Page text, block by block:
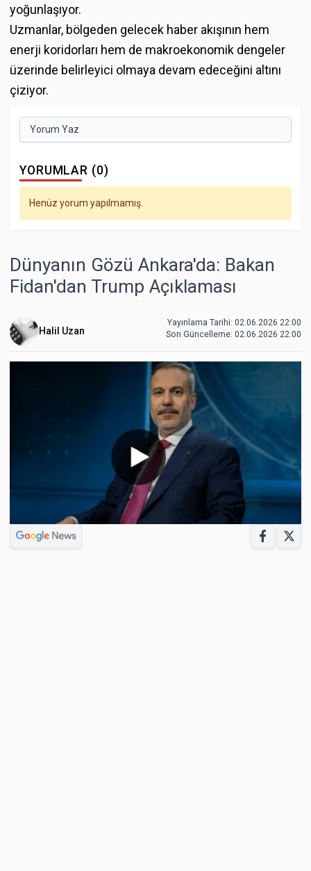
yoğunlaşıyor.
Uzmanlar, bölgeden gelecek haber akışının hem
enerji koridorları hem de makroekonomik dengeler
üzerinde belirleyici olmaya devam edeceğini altını
çiziyor.
Yorum Yaz
YORUMLAR (0)
Henüz yorum yapılmamış.
Dünyanın Gözü Ankara'da: Bakan
Fidan'dan Trump Açıklaması
Halil Uzan
Yayınlama Tarihi: 02.06.2026 22:00
Son Güncelleme: 02.06.2026 22:00